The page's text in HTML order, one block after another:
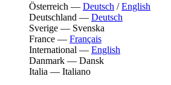
Österreich — Deutsch /English
Deutschland — Deutsch
Sverige — Svenska
France — Français
International — English
Danmark — Dansk
Italia — Italiano